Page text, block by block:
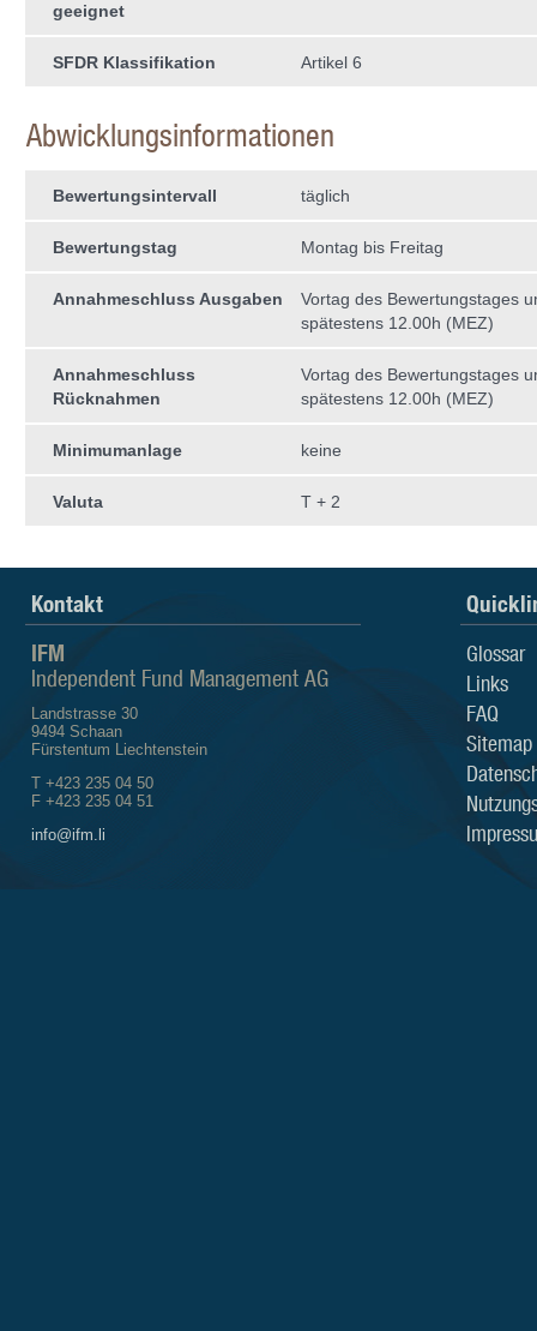
geeignet
SFDR Klassifikation Artikel 6
Abwicklungsinformationen
Bewertungsintervall täglich
Bewertungstag Montag bis Freitag
Annahmeschluss Ausgaben
Vortag des Bewertungstages
spätestens 12.00h (MEZ)
Annahmeschluss
Rücknahmen
Vortag des Bewertungstages
spätestens 12.00h (MEZ)
Minimumanlage keine
Valuta T + 2
Kontakt
IFM
Independent Fund Management AG
Landstrasse 30
9494 Schaan
Fürstentum Liechtenstein
T +423 235 04 50
F +423 235 04 51
info@ifm.li
Glossar
Links
FAQ
Sitemap